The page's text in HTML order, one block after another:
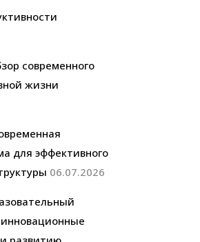
современного
жизни
для эффективного
06.07.2026